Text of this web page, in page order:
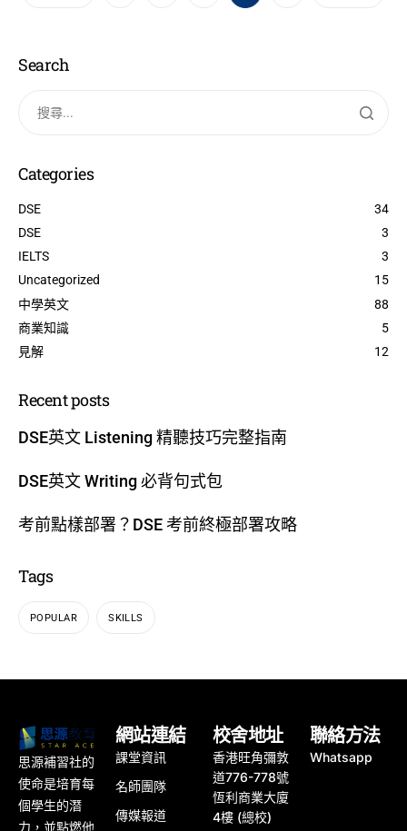
Search
Categories
DSE
34
DSE
3
IELTS
3
Uncategorized
15
中學英文
88
商業知識
5
見解
12
Recent posts
DSE英文 Listening 精聽技巧完整指南
DSE英文 Writing 必背句式包
考前點樣部署？DSE 考前終極部署攻略
Tags
POPULAR SKILLS
思源補習社的
使命是培育每
個學生的潛
力，並點燃他
網站連結
課堂資訊
名師團隊
傳媒報道
校舍地址
香港旺角彌敦
道776-778號
恆利商業大廈
4樓 (總校)
聯絡方法
Whatsapp